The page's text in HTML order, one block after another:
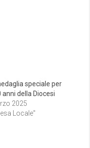
speciale per
anni della Diocesi
2025
Locale"